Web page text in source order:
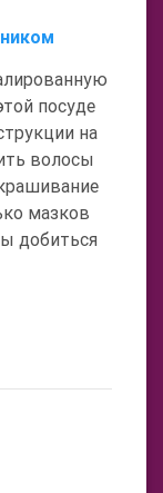
посуде
на
волосы
мазков
добиться